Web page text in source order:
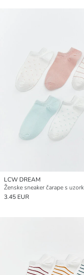
LCW DREAM
Ženske sneaker čarape s
3.45 EUR